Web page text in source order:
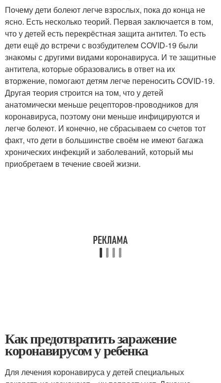
Почему дети болеют легче взрослых, пока до конца не
ясно. Есть несколько теорий. Первая заключается в том,
что у детей есть перекрёстная защита антител. То есть
дети ещё до встречи с возбудителем COVID-19 были
знакомы с другими видами коронавируса. И те защитные
антитела, которые образовались в ответ на их
вторжение, помогают детям легче переносить COVID-19.
Другая теория строится на том, что у детей
анатомически меньше рецепторов-проводников для
коронавируса, поэтому они меньше инфицируются и
легче болеют. И конечно, не сбрасываем со счетов тот
факт, что дети в большинстве своём не имеют багажа
хронических инфекций и заболеваний, который мы
приобретаем в течение своей жизни.
Как предотвратить заражение
коронавирусом у ребенка
Для лечения коронавируса у детей специальных